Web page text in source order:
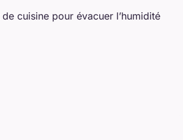
cuisine pour évacuer l’humidité